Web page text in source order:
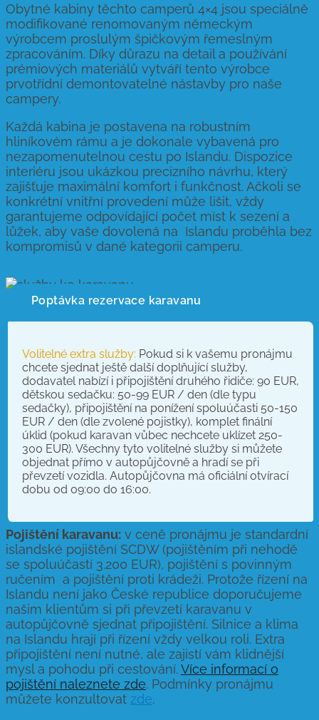
Obytné kabiny těchto camperů 4×4 jsou speciálně
modifikované renomovaným německým
výrobcem proslulým špičkovým řemeslným
zpracováním. Díky důrazu na detail a používání
prémiových materiálů vytváří tento výrobce
prvotřídní demontovatelné nástavby pro naše
campery.
Každá kabina je postavena na robustním
hliníkovém rámu a je dokonale vybavená pro
nezapomenutelnou cestu po Islandu. Dispozice
interiéru jsou ukázkou precizního návrhu, který
zajišťuje maximální komfort i funkčnost. Ačkoli se
konkrétní vnitřní provedení může lišit, vždy
garantujeme odpovídající počet míst k sezení a
lůžek, aby vaše dovolená na Islandu proběhla bez
kompromisů v dané kategorii camperu.
Poptávka rezervace karavanu
Volitelné extra služby: Pokud si k vašemu pronájmu
chcete sjednat ještě další doplňující služby,
dodavatel nabízí i připojištění druhého řidiče: 90 EUR,
dětskou sedačku: 50-99 EUR / den (dle typu
sedačky), připojištění na ponížení spoluúčasti 50-150
EUR / den (dle zvolené pojistky), komplet finální
úklid (pokud karavan vůbec nechcete uklízet 250-
300 EUR). Všechny tyto volitelné služby si můžete
objednat přímo v autopůjčovně a hradí se při
převzetí vozidla. Autopůjčovna má oficiální otvírací
dobu od 09:00 do 16:00.
Pojištění karavanu: v ceně pronájmu je standardní
islandské pojištění SCDW (pojištěním při nehodě
se spoluúčastí 3.200 EUR), pojištění s povinným
ručením a pojištění proti krádeži. Protože řízení na
Islandu není jako České republice doporučujeme
našim klientům si při převzetí karavanu v
autopůjčovně sjednat připojištění. Silnice a klima
na Islandu hrají při řízení vždy velkou roli. Extra
připojištění není nutné, ale zajistí vám klidnější
mysl a pohodu při cestování.Více informací o
pojištění naleznete zde. Podmínky pronájmu
můžete konzultovat zde.